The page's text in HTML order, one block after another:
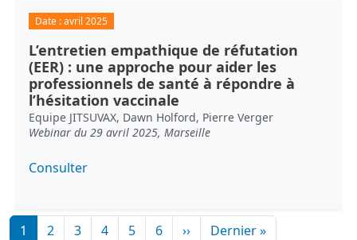
Date :avril 2025
L’entretien empathique de réfutation
(EER) : une approche pour aider les
professionnels de santé à répondre à
l’hésitation vaccinale
Equipe JITSUVAX, Dawn Holford, Pierre Verger
Webinar du 29 avril 2025, Marseille
Consulter
Pagination
1 2 3 4 5 6 ››Page suivante
Dernier »Dernière page